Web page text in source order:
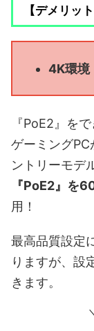
【デメリット
4K環境
『PoE2』を
ゲーミング
ントリーモデ
『PoE2』を
用！
最高品質設定
りますが、設
きます。